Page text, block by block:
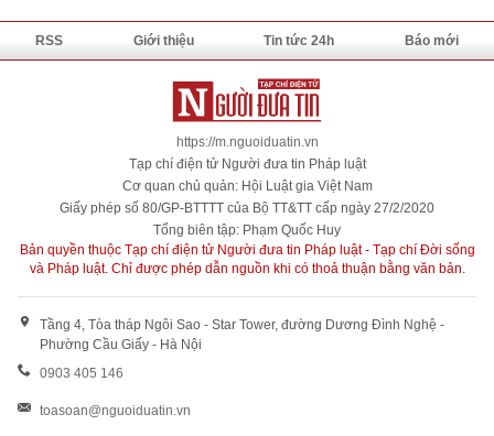
RSS Giới thiệu Tin tức 24h Báo mới
https://m.nguoiduatin.vn
Tạp chí điện tử Người đưa tin Pháp luật
Cơ quan chủ quản: Hội Luật gia Việt Nam
Giấy phép số 80/GP-BTTTT của Bộ TT&TT cấp ngày 27/2/2020
Tổng biên tập: Phạm Quốc Huy
Bản quyền thuộc Tạp chí điện tử Người đưa tin Pháp luật - Tạp chí Đời sống
và Pháp luật. Chỉ được phép dẫn nguồn khi có thoả thuận bằng văn bản.
Tầng 4, Tòa tháp Ngôi Sao - Star Tower, đường Dương Đình Nghệ -
Phường Cầu Giấy - Hà Nội
0903 405 146
toasoan@nguoiduatin.vn